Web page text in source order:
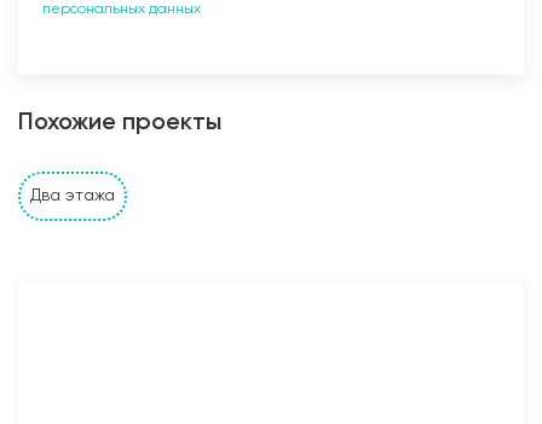
Стены и перегородки дома
1. Наружные и внутренние несущие стены выполнены
персональных данных
Похожие проекты
Два этажа